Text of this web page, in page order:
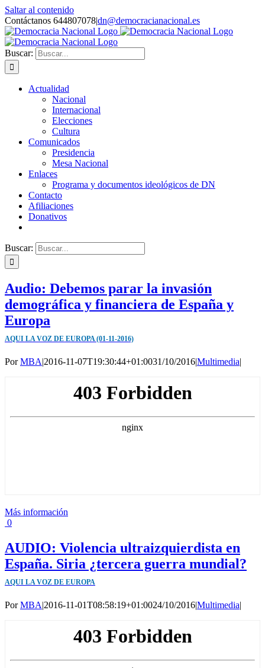
Saltar al contenido
Contáctanos 644807078|dn@democracianacional.es
Buscar:
Actualidad
Nacional
Internacional
Elecciones
Cultura
Comunicados
Presidencia
Mesa Nacional
Enlaces
Programa y documentos ideológicos de DN
Contacto
Afiliaciones
Donativos
Buscar:
Audio: Debemos parar la invasión
demográfica y financiera de España y
Europa
AQUI LA VOZ DE EUROPA (01-11-2016)
PorMBA|2016-11-07T19:30:44+01:0031/10/2016|Multimedia|
Más información
0
AUDIO: Violencia ultraizquierdista en
España. Siria ¿tercera guerra mundial?
AQUI LA VOZ DE EUROPA
PorMBA|2016-11-01T08:58:19+01:0024/10/2016|Multimedia|